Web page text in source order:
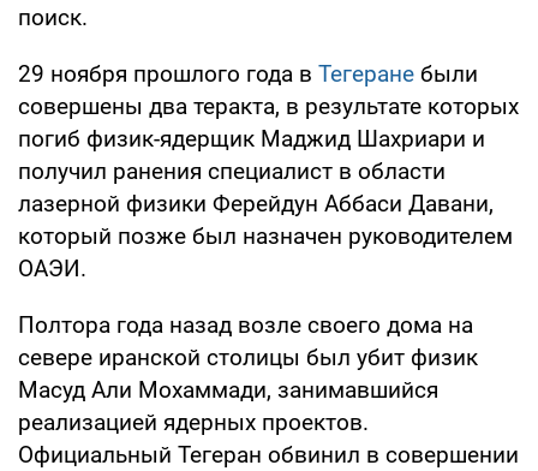
поиск.
29 ноября прошлого года в Тегеране были
совершены два теракта, в результате которых
погиб физик-ядерщик Маджид Шахриари и
получил ранения специалист в области
лазерной физики Ферейдун Аббаси Давани,
который позже был назначен руководителем
ОАЭИ.
Полтора года назад возле своего дома на
севере иранской столицы был убит физик
Масуд Али Мохаммади, занимавшийся
реализацией ядерных проектов.
Официальный Тегеран обвинил в совершении